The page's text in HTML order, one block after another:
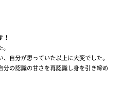
！
自分が思っていた以上に大変でした。
分の認識の甘さを再認識し身を引き締め